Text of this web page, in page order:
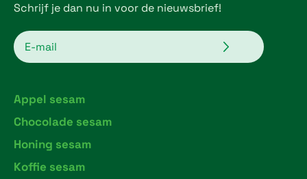
Schrijf je dan nu in voor de nieuwsbrief!
Email Verzenden
Appel sesam
Chocolade sesam
Honing sesam
Koffie sesam